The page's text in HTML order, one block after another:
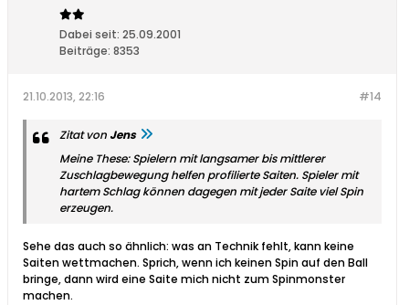
Dabei seit: 25.09.2001
Beiträge: 8353
#14
21.10.2013, 22:16
Zitat von Jens
Meine These: Spielern mit langsamer bis mittlerer
Zuschlagbewegung helfen profilierte Saiten. Spieler mit
hartem Schlag können dagegen mit jeder Saite viel Spin
erzeugen.
Sehe das auch so ähnlich: was an Technik fehlt, kann keine
Saiten wettmachen. Sprich, wenn ich keinen Spin auf den Ball
bringe, dann wird eine Saite mich nicht zum Spinmonster
machen.